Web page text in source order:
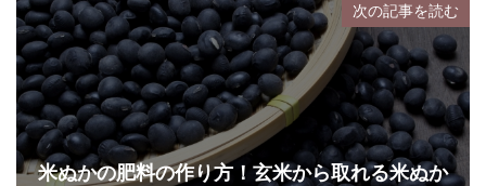
次の記事を読む
米ぬかの肥料の作り方！玄米から取れる米ぬか